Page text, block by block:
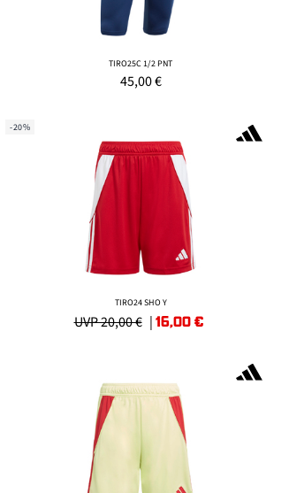
TIRO25C 1/2 PNT
45,00€
-20%
TIRO24 SHO Y
UVP 20,00 € |16,00 €